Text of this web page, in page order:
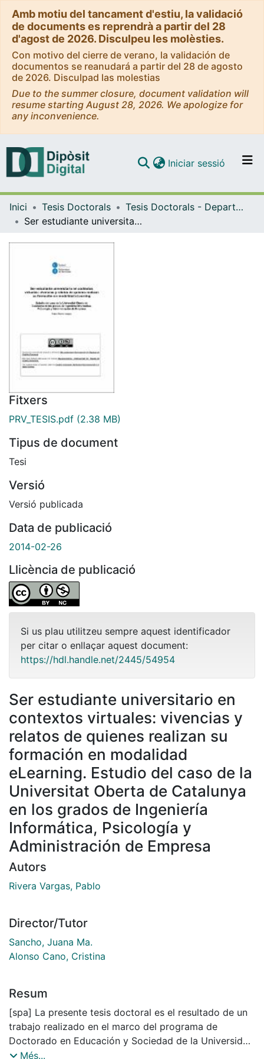
Amb motiu del tancament d'estiu, la validació
de documents es reprendrà a partir del 28
d'agost de 2026. Disculpeu les molèsties.
Con motivo del cierre de verano, la validación de
documentos se reanudará a partir del 28 de agosto
de 2026. Disculpad las molestias
Due to the summer closure, document validation will
resume starting August 28, 2026. We apologize for
any inconvenience.
Navega per tot el DD
Iniciar sessió (current)
Inici Tesis Doctorals
Tesis Doctorals - Departament - Didàctica i Organització Educativa
Ser estudiante universitario en contextos virtuales: vivencias y relatos de quienes realizan su formación en modalidad eLearning. Estudio del caso de la Universitat Oberta de Catalunya en los grados de Ingeniería Informática, Psicología y Administración de Empresa
Fitxers
PRV_TESIS.pdf (2.38 MB)
Tipus de document
Tesi
Versió
Versió publicada
Data de publicació
2014-02-26
Llicència de publicació
Si us plau utilitzeu sempre aquest identificador
per citar o enllaçar aquest document:
https://hdl.handle.net/2445/54954
Ser estudiante universitario en
contextos virtuales: vivencias y
relatos de quienes realizan su
formación en modalidad
eLearning. Estudio del caso de la
Universitat Oberta de Catalunya
en los grados de Ingeniería
Informática, Psicología y
Administración de Empresa
Autors
Rivera Vargas, Pablo
Director/Tutor
Sancho, Juana Ma.
Alonso Cano, Cristina
Resum
[spa] La presente tesis doctoral es el resultado de un
trabajo realizado en el marco del programa de
Doctorado en Educación y Sociedad de la Universidad
de Barcelona. Se trata de una investigación
Més...